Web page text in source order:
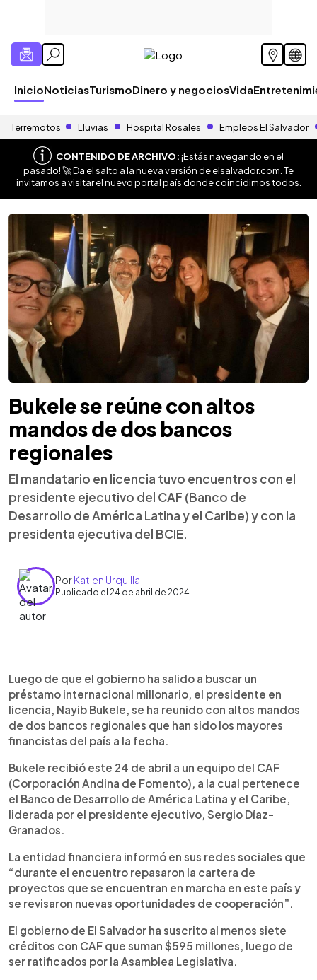
InicioNoticiasTurismoDinero y negociosVida
Terremotos Lluvias Hospital Rosales Empleos El Salvador
CONTENIDO DE ARCHIVO:¡Estás navegando en el
pasado! 🚀 Da el salto a la nueva versión deelsalvador.com . Te
invitamos a visitar el nuevo portal país donde coincidimos todos.
Bukele se reúne con altos
mandos de dos bancos
regionales
El mandatario en licencia tuvo encuentros con el
presidente ejecutivo del CAF (Banco de
Desarrollo de América Latina y el Caribe) y con la
presidenta ejecutiva del BCIE.
PorKatlen Urquilla
Publicado el 24 de abril de 2024
► Escuchar artículo
Luego de que el gobierno ha salido a buscar un
préstamo internacional millonario, el presidente en
licencia, Nayib Bukele, se ha reunido con altos mandos
de dos bancos regionales que han sido los mayores
financistas del país a la fecha.
Bukele recibió este 24 de abril a un equipo del CAF
(Corporación Andina de Fomento), a la cual pertenece
el Banco de Desarrollo de América Latina y el Caribe,
liderada por el presidente ejecutivo, Sergio Díaz-
Granados.
La entidad financiera informó en sus redes sociales que
“durante el encuentro repasaron la cartera de
proyectos que se encuentran en marcha en este país y
se revisaron nuevas oportunidades de cooperación”.
El gobierno de El Salvador ha suscrito al menos siete
créditos con CAF que suman $595 millones, luego de
ser ratificados por la Asamblea Legislativa.